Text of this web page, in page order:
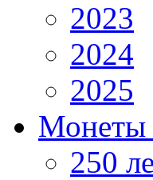
2023
2024
2025
250